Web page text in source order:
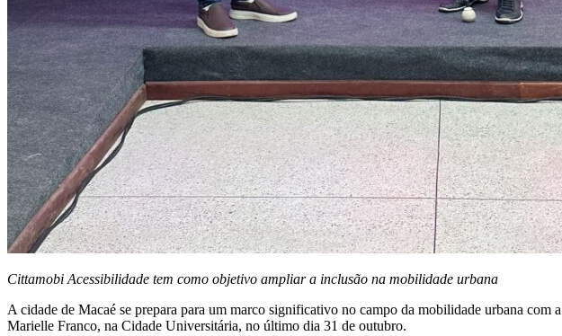
Cittamobi Acessibilidade tem como objetivo ampliar a inclusão na mobilidade urbana
A cidade de Macaé se prepara para um marco significativo no campo da mobilidade urbana
Marielle Franco, na Cidade Universitária, no último dia 31 de outubro.